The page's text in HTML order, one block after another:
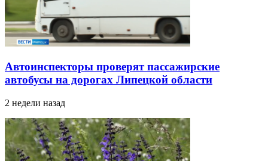
Автоинспекторы проверят пассажирские
автобусы на дорогах Липецкой области
2 недели назад